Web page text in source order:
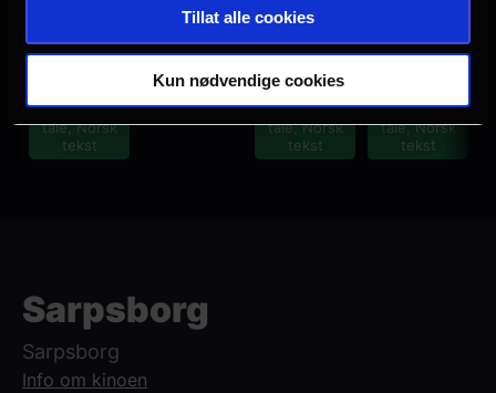
Tillat alle cookies
Kun nødvendige cookies
2D, Eng.
tale, Norsk
tekst
17.30
2D, Eng.
tale, Norsk
tekst
2D, Eng.
tale, Norsk
tekst
Sarpsborg
Sarpsborg
Info om kinoen